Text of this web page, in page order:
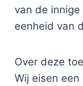
van de
eenheid van
Over deze
Wij eisen